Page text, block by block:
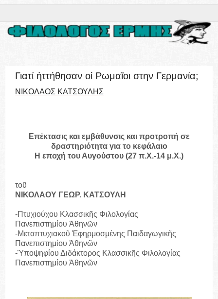
Γιατί ἡττήθησαν οἱ Ρωμαῖοι στην Γερμανία;
ΝΙΚΟΛΑΟΣ ΚΑΤΣΟΥΛΗΣ
Επέκτασις και εμβάθυνσις και προτροπή σε
δραστηριότητα για το κεφάλαιο
Η εποχή του Αυγούστου (27 π.Χ.-14 μ.Χ.)
τοῦ
ΝΙΚΟΛΑΟΥ ΓΕΩΡ. ΚΑΤΣΟΥΛΗ
-Πτυχιούχου Κλασσικῆς Φιλολογίας
Πανεπιστημίου Ἀθηνῶν
-Μεταπτυχιακοῦ Ἐφηρμοσμένης Παιδαγωγικῆς
Πανεπιστημίου Ἀθηνῶν
-Ὑποψηφίου Διδάκτορος Κλασσικῆς Φιλολογίας
Πανεπιστημίου Ἀθηνῶν